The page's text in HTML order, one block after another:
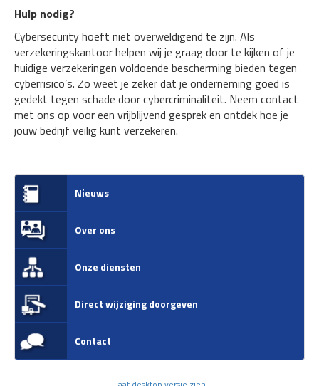
Hulp nodig?
Cybersecurity hoeft niet overweldigend te zijn. Als
verzekeringskantoor helpen wij je graag door te kijken of je
huidige verzekeringen voldoende bescherming bieden tegen
cyberrisico’s. Zo weet je zeker dat je onderneming goed is
gedekt tegen schade door cybercriminaliteit. Neem contact
met ons op voor een vrijblijvend gesprek en ontdek hoe je
jouw bedrijf veilig kunt verzekeren.
Nieuws
Over ons
Onze diensten
Direct wijziging doorgeven
Contact